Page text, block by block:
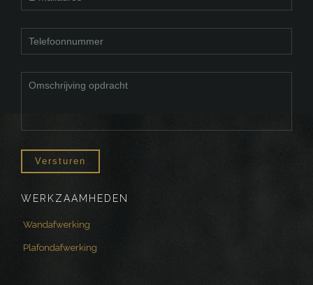
WERKZAAMHEDEN
Wandafwerking
Plafondafwerking